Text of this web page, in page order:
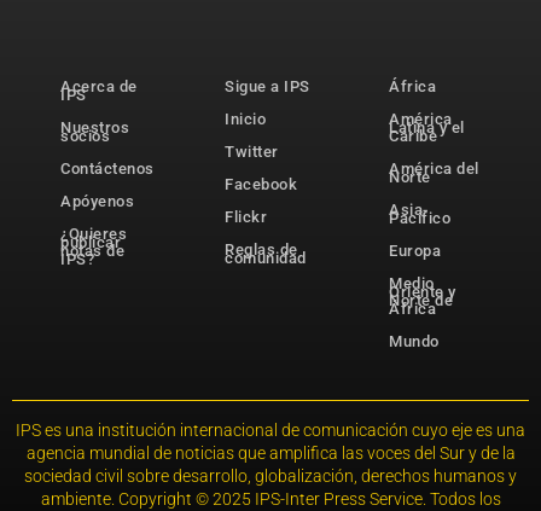
Acerca de
IPS
Nuestros
socios
Contáctenos
Apóyenos
¿Quieres
publicar
notas de
IPS?
Sigue a IPS
Inicio
Twitter
Facebook
Flickr
Reglas de
comunidad
África
América
Latina y el
Caribe
América del
Norte
Asia-
Pacífico
Europa
Medio
Oriente y
Norte de
África
Mundo
IPS es una institución internacional de comunicación cuyo eje es una
agencia mundial de noticias que amplifica las voces del Sur y de la
sociedad civil sobre desarrollo, globalización, derechos humanos y
ambiente. Copyright © 2025 IPS-Inter Press Service. Todos los